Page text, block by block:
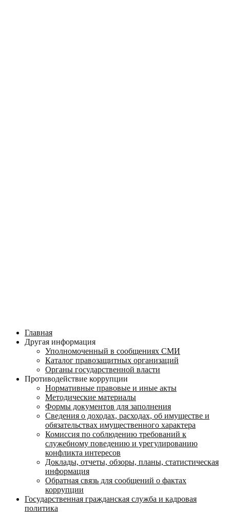
Главная
Другая информация
Уполномоченный в сообщениях СМИ
Каталог правозащитных организаций
Органы государственной власти
Противодействие коррупции
Нормативные правовые и иные акты
Методические материалы
Формы документов для заполнения
Сведения о доходах, расходах, об имуществе и
обязательствах имущественного характера
Комиссия по соблюдению требований к
служебному поведению и урегулированию
конфликта интересов
Доклады, отчеты, обзоры, планы, статистическая
информация
Обратная связь для сообщений о фактах
коррупции
Государственная гражданская служба и кадровая
политика